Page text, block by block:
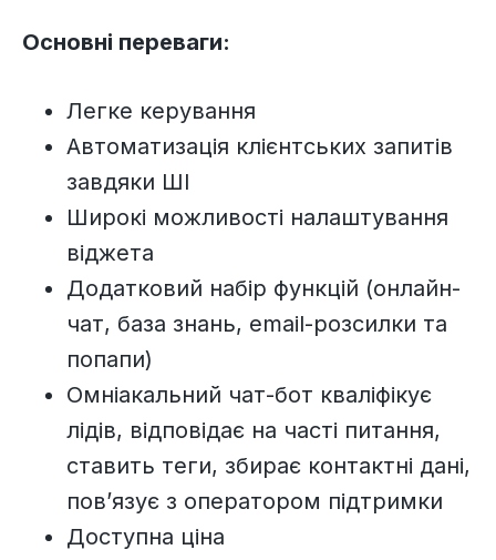
Основні переваги:
Легке керування
Автоматизація клієнтських запитів
завдяки ШІ
Широкі можливості налаштування
віджета
Додатковий набір функцій (онлайн-
чат, база знань, email-розсилки та
попапи)
Омніакальний чат-бот кваліфікує
лідів, відповідає на часті питання,
ставить теги, збирає контактні дані,
пов’язує з оператором підтримки
Доступна ціна